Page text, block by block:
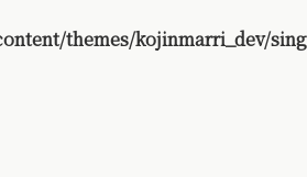
themes/kojinmarri_dev/